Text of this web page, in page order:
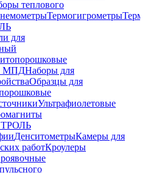
теплового
Термогигрометры
для
МПДНаборы для
Образцы для
Ультрафиолетовые
ДенситометрыКамеры для
работКроулеры